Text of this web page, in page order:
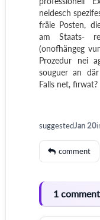
neidesch
fräie Posten,
am Staats-
(onofhängeg
Prozedur nei
souguer an
Falls net, firwat?
suggestedJan 20
comment
1 comment